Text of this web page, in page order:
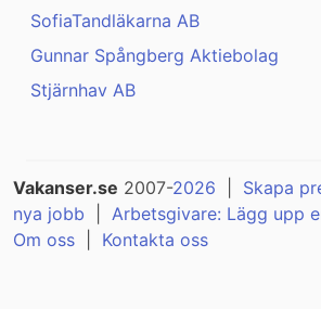
SofiaTandläkarna AB
Gunnar Spångberg Aktiebolag
Stjärnhav AB
Vakanser.se 2007-2026
Skapa
nya jobb
Arbetsgivare: Lägg upp
Om oss
Kontakta oss